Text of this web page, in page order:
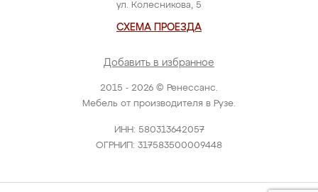
2015 - 2026 © Ренессанс.
Мебель от производителя в Рузе.
ИНН: 580313642057
ОГРНИП: 317583500009448
ул. Колесникова, 5
СХЕМА ПРОЕЗДА
Добавить в избранное